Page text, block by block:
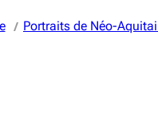
Portraits de Néo-